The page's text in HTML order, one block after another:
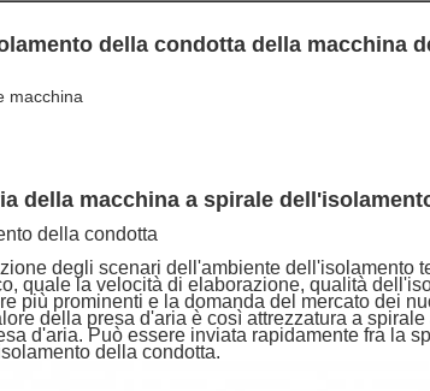
della condotta della macchina
macchina
della macchina a spirale
della condotta
degli scenari dell'ambiente dell'isolamento
quale la velocità di elaborazione, qualità
più prominenti e la domanda del mercato dei
della presa d'aria è così attrezzatura a
d'aria. Può essere inviata rapidamente fra la
della condotta.